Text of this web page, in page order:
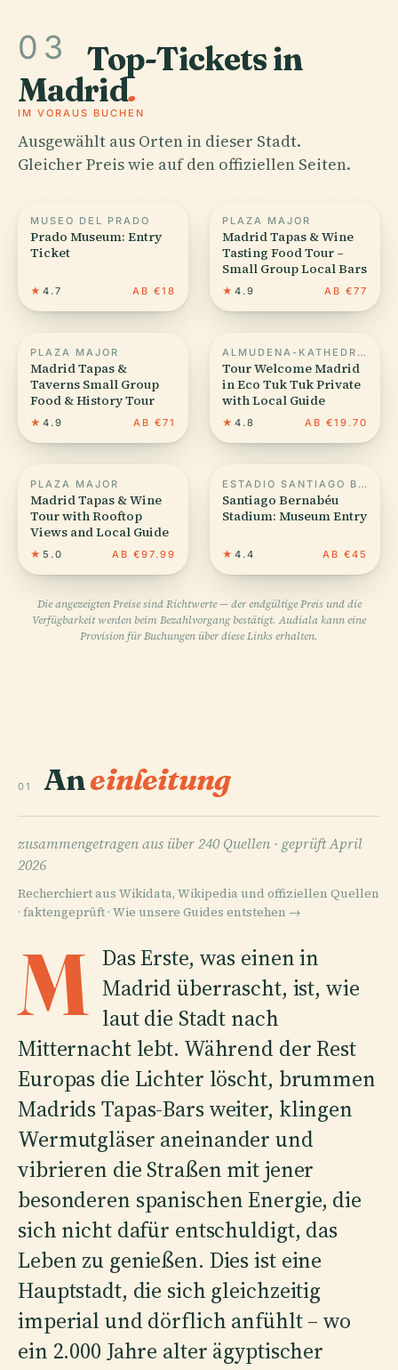
03 Top-Tickets in
Madrid.
IM VORAUS BUCHEN
Ausgewählt aus Orten in dieser Stadt.
Gleicher Preis wie auf den offiziellen Seiten.
MUSEO DEL PRADO
Prado Museum: Entry
Ticket
★ 4.7 AB €18
PLAZA MAJOR
Madrid Tapas & Wine
Tasting Food Tour –
Small Group Local Bars
★ 4.9 AB €77
PLAZA MAJOR
Madrid Tapas &
Taverns Small Group
Food & History Tour
★ 4.9 AB €71
ALMUDENA-KATHEDRALE
Tour Welcome Madrid
in Eco Tuk Tuk Private
with Local Guide
★ 4.8 AB €19.70
PLAZA MAJOR
Madrid Tapas & Wine
Tour with Rooftop
Views and Local Guide
★ 5.0 AB €97.99
ESTADIO SANTIAGO BERNABÉU
Santiago Bernabéu
Stadium: Museum Entry
★ 4.4 AB €45
Die angezeigten Preise sind Richtwerte — der endgültige Preis und die
Verfügbarkeit werden beim Bezahlvorgang bestätigt. Audiala kann eine
Provision für Buchungen über diese Links erhalten.
01 Aneinleitung
zusammengetragen aus über 240 Quellen · geprüft April
2026
Recherchiert aus Wikidata, Wikipedia und offiziellen Quellen
· faktengeprüft · Wie unsere Guides entstehen →
M Das Erste, was einen in
Madrid überrascht, ist, wie
laut die Stadt nach
Mitternacht lebt. Während der Rest
Europas die Lichter löscht, brummen
Madrids Tapas-Bars weiter, klingen
Wermutgläser aneinander und
vibrieren die Straßen mit jener
besonderen spanischen Energie, die
sich nicht dafür entschuldigt, das
Leben zu genießen. Dies ist eine
Hauptstadt, die sich gleichzeitig
imperial und dörflich anfühlt – wo
ein 2.000 Jahre alter ägyptischer